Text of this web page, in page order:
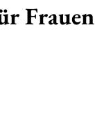
Frauen